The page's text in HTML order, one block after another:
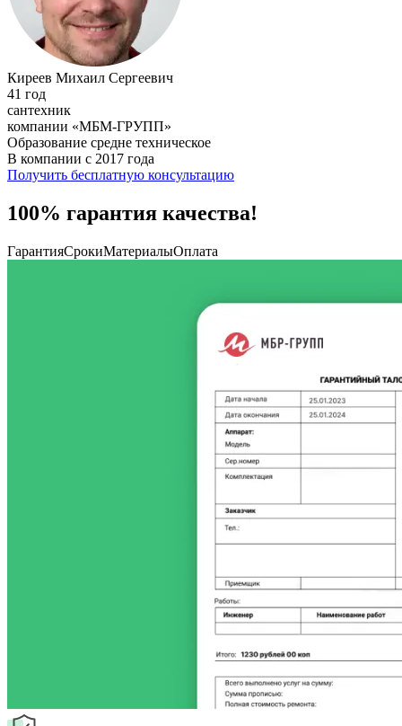
Киреев Михаил Сергеевич
41 год
сантехник
компании «МБМ-ГРУПП»
Образование средне техническое
В компании с 2017 года
Получить бесплатную консультацию
100% гарантия качества!
ГарантияСрокиМатериалыОплата